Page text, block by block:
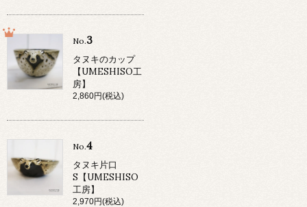
No.3
タヌキのカップ
【UMESHISO工
房】
2,860円(税込)
No.4
タヌキ片口
S【UMESHISO
工房】
2,970円(税込)